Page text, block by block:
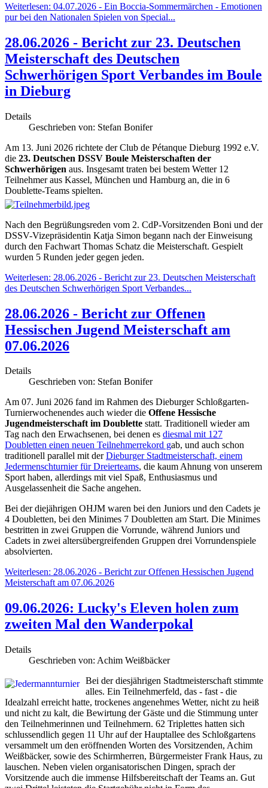
Weiterlesen: 04.07.2026 - Ein Boccia-Sommermärchen - Emotionen
pur bei den Nationalen Spielen von Special...
28.06.2026 - Bericht zur 23. Deutschen
Meisterschaft des Deutschen
Schwerhörigen Sport Verbandes im Boule
in Dieburg
Details
Geschrieben von: Stefan Bonifer
Am 13. Juni 2026 richtete der Club de Pétanque Dieburg 1992 e.V.
die 23. Deutschen DSSV Boule Meisterschaften der
Schwerhörigen aus. Insgesamt traten bei bestem Wetter 12
Teilnehmer aus Kassel, München und Hamburg an, die in 6
Doublette-Teams spielten.
Nach den Begrüßungsreden vom 2. CdP-Vorsitzenden Boni und der
DSSV-Vizepräsidentin Katja Simon begann nach der Einweisung
durch den Fachwart Thomas Schatz die Meisterschaft. Gespielt
wurden 5 Runden jeder gegen jeden.
Weiterlesen: 28.06.2026 - Bericht zur 23. Deutschen Meisterschaft
des Deutschen Schwerhörigen Sport Verbandes...
28.06.2026 - Bericht zur Offenen
Hessischen Jugend Meisterschaft am
07.06.2026
Details
Geschrieben von: Stefan Bonifer
Am 07. Juni 2026 fand im Rahmen des Dieburger Schloßgarten-
Turnierwochenendes auch wieder die Offene Hessische
Jugendmeisterschaft im Doublette statt. Traditionell wieder am
Tag nach den Erwachsenen, bei denen es diesmal mit 127
Doubletten einen neuen Teilnehmerrekord gab, und auch schon
traditionell parallel mit derDieburger Stadtmeisterschaft, einem
Jedermenschturnier für Dreierteams, die kaum Ahnung von unserem
Sport haben, allerdings mit viel Spaß, Enthusiasmus und
Ausgelassenheit die Sache angehen.
Bei der diejährigen OHJM waren bei den Juniors und den Cadets je
4 Doubletten, bei den Minimes 7 Doubletten am Start. Die Minimes
bestritten in zwei Gruppen die Vorrunde, während Juniors und
Cadets in zwei altersübergreifenden Gruppen drei Vorrundenspiele
absolvierten.
Weiterlesen: 28.06.2026 - Bericht zur Offenen Hessischen Jugend
Meisterschaft am 07.06.2026
09.06.2026: Lucky's Eleven holen zum
zweiten Mal den Wanderpokal
Details
Geschrieben von: Achim Weißbäcker
Bei der diesjährigen Stadtmeisterschaft stimmte
alles. Ein Teilnehmerfeld, das - fast - die
Idealzahl erreicht hatte, trockenes angenehmes Wetter, nicht zu heiß
und nicht zu kalt, die Bewirtung der Gäste und die Stimmung unter
den Teilnehmerinnen und Teilnehmern. 62 Triplettes hatten sich
schlussendlich gegen 11 Uhr auf der Hauptallee des Schloßgartens
versammelt um den eröffnenden Worten des Vorsitzenden, Achim
Weißbäcker, sowie des Schirmherren, Bürgermeister Frank Haus, zu
lauschen. Neben vielen organisatorischen Dingen, sprach der
Vorsitzende auch die immense Hilfsbereitschaft der Teams an. Gut